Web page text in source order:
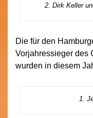
2. Dirk Keller
Die für den
Vorjahressieger des
wurden in diesem
1.